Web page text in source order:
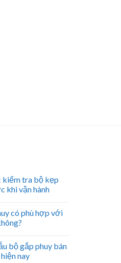
tra bộ kẹp
khi vận hành
có phù hợp với
bộ gắp phuy bán
nay